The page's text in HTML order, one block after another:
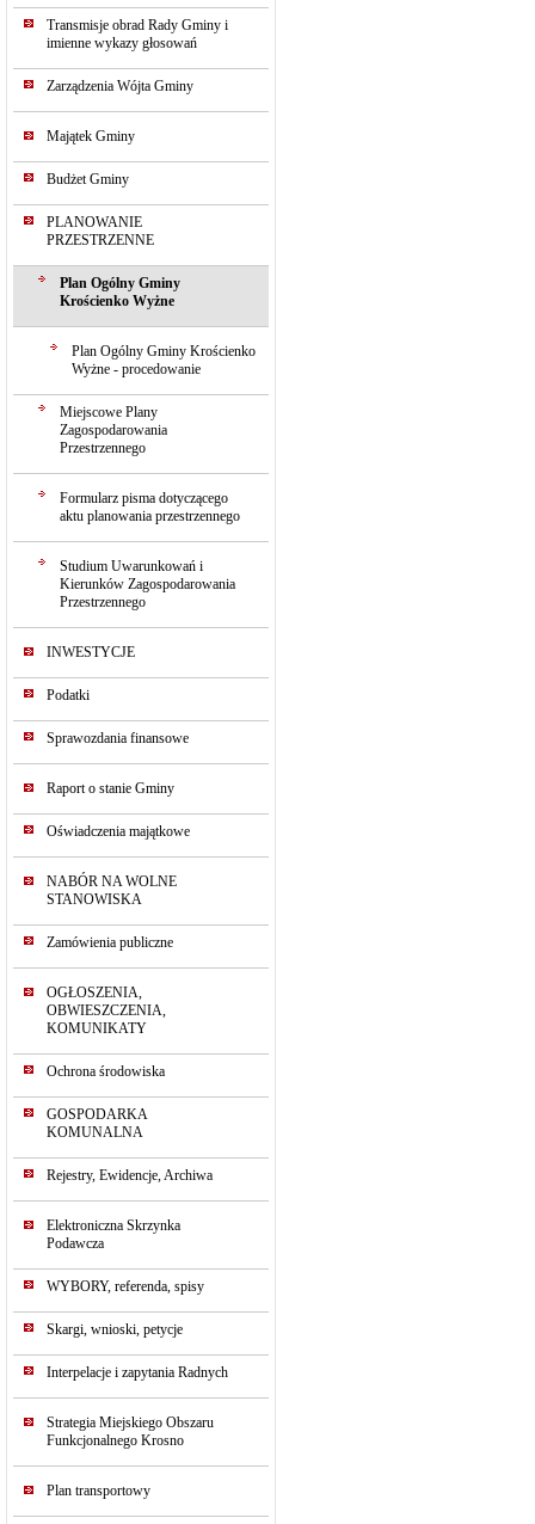
Transmisje obrad Rady Gminy i
imienne wykazy głosowań
Zarządzenia Wójta Gminy
Majątek Gminy
Budżet Gminy
PLANOWANIE
PRZESTRZENNE
Plan Ogólny Gminy
Krościenko Wyżne
Plan Ogólny Gminy Krościenko
Wyżne - procedowanie
Miejscowe Plany
Zagospodarowania
Przestrzennego
Formularz pisma dotyczącego
aktu planowania przestrzennego
Studium Uwarunkowań i
Kierunków Zagospodarowania
Przestrzennego
INWESTYCJE
Podatki
Sprawozdania finansowe
Raport o stanie Gminy
Oświadczenia majątkowe
NABÓR NA WOLNE
STANOWISKA
Zamówienia publiczne
OGŁOSZENIA,
OBWIESZCZENIA,
KOMUNIKATY
Ochrona środowiska
GOSPODARKA
KOMUNALNA
Rejestry, Ewidencje, Archiwa
Elektroniczna Skrzynka
Podawcza
WYBORY, referenda, spisy
Skargi, wnioski, petycje
Interpelacje i zapytania Radnych
Strategia Miejskiego Obszaru
Funkcjonalnego Krosno
Plan transportowy